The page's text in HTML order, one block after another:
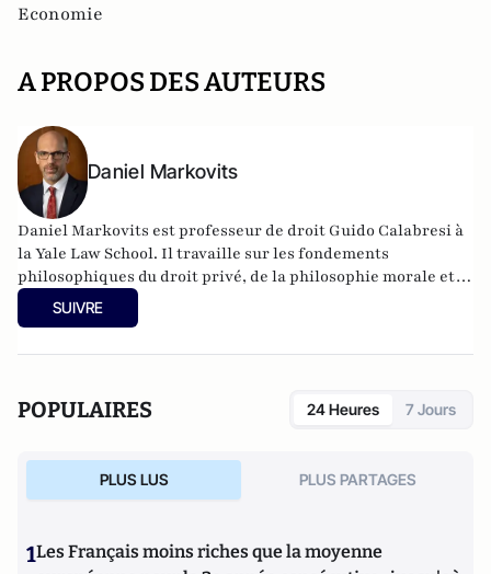
Economie
A PROPOS DES AUTEURS
Daniel Markovits
Daniel Markovits est professeur de droit Guido Calabresi à
la Yale Law School. Il travaille sur les fondements
philosophiques du droit privé, de la philosophie morale et
politique et de l'économie comportementale.
SUIVRE
POPULAIRES 24 Heures 7 Jours
PLUS LUS PLUS PARTAGES
1Les Français moins riches que la moyenne